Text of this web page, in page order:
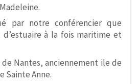
par notre conférencier que
à la fois maritime et
de Nantes, anciennement ile de
Sainte Anne.